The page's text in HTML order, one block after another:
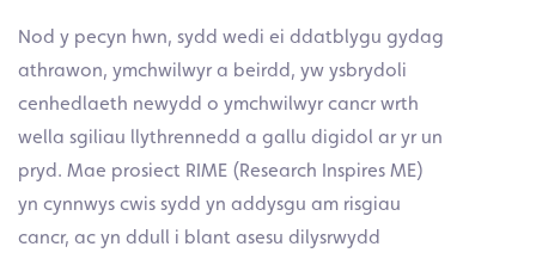
Nod y pecyn hwn, sydd wedi ei ddatblygu gydag
athrawon, ymchwilwyr a beirdd, yw ysbrydoli
cenhedlaeth newydd o ymchwilwyr cancr wrth
wella sgiliau llythrennedd a gallu digidol ar yr un
pryd. Mae prosiect RIME (Research Inspires ME)
yn cynnwys cwis sydd yn addysgu am risgiau
cancr, ac yn ddull i blant asesu dilysrwydd